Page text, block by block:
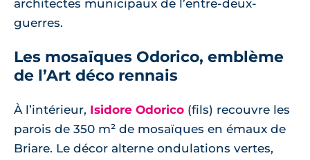
architectes municipaux de l’entre-deux-
guerres.
Les mosaïques Odorico, emblème
de l’Art déco rennais
À l’intérieur, Isidore Odorico (fils) recouvre les
parois de 350 m² de mosaïques en émaux de
Briare. Le décor alterne ondulations vertes,